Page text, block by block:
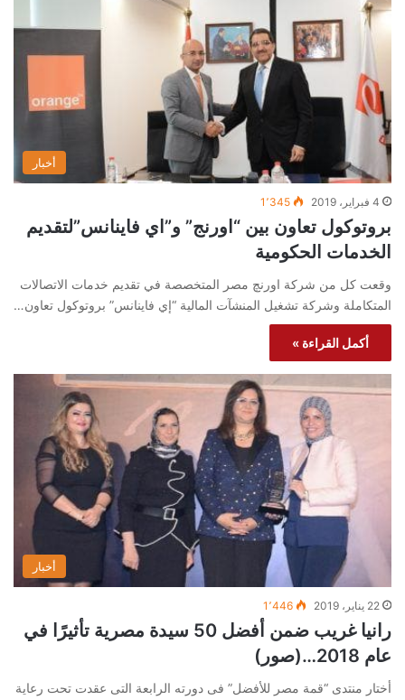
أخبار
4 فبراير، 2019 1٬345
بروتوكول تعاون بين “اورنج” و”اي فاينانس”لتقديم
الخدمات الحكومية
وقعت كل من شركة اورنچ مصر المتخصصة في تقديم خدمات الاتصالات
المتكاملة وشركة تشغيل المنشآت المالية “إي فاينانس” بروتوكول تعاون…
أكمل القراءة »
أخبار
22 يناير، 2019 1٬446
رانيا غريب ضمن أفضل 50 سيدة مصرية تأثيرًا في
عام 2018…(صور)
أختار منتدى “قمة مصر للأفضل” فى دورته الرابعة التى عقدت تحت رعاية